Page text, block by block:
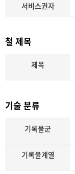
서비스권자
철 제목
제목
기술 분류
기록물군
기록물계열